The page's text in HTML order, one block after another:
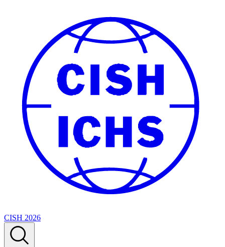
CISH 2026